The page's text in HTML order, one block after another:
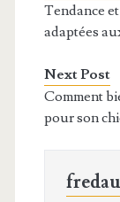
Tendance
adaptées
Next Post
Comment
pour son